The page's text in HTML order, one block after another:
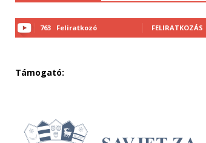
763 Feliratkozó FELIRATKOZÁS
Támogató: